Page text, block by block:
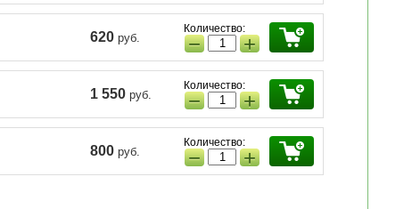
620 руб.
Количество:
− +
1 550 руб.
Количество:
− +
800 руб.
Количество:
− +